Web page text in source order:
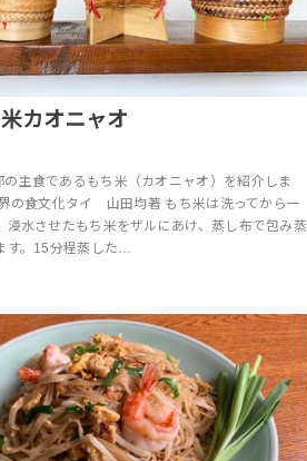
カオニャオ
の主食であるもち米（カオニャオ）を紹介しま
の食文化タイ 山田均著 もち米は洗ってから一
浸水させたもち米をザルにあけ、蒸し布で包み蒸
す。15分程蒸した…